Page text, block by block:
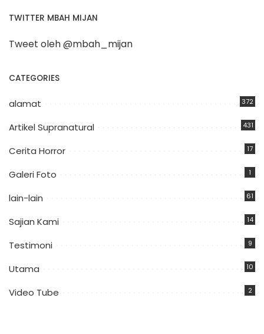
TWITTER MBAH MIJAN
Tweet oleh @mbah_mijan
CATEGORIES
alamat 372
Artikel Supranatural 431
Cerita Horror 17
Galeri Foto 1
lain-lain 61
Sajian Kami 14
Testimoni 9
Utama 10
Video Tube 2